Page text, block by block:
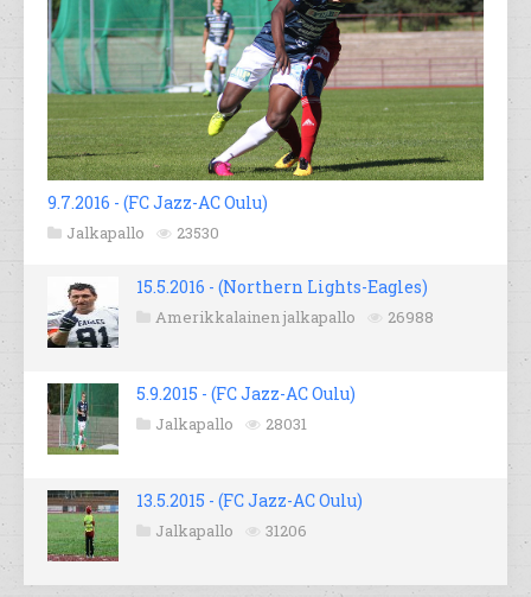
9.7.2016 - (FC Jazz-AC Oulu)
Jalkapallo 23530
15.5.2016 - (Northern Lights-Eagles)
Amerikkalainen jalkapallo 26988
5.9.2015 - (FC Jazz-AC Oulu)
Jalkapallo 28031
13.5.2015 - (FC Jazz-AC Oulu)
Jalkapallo 31206